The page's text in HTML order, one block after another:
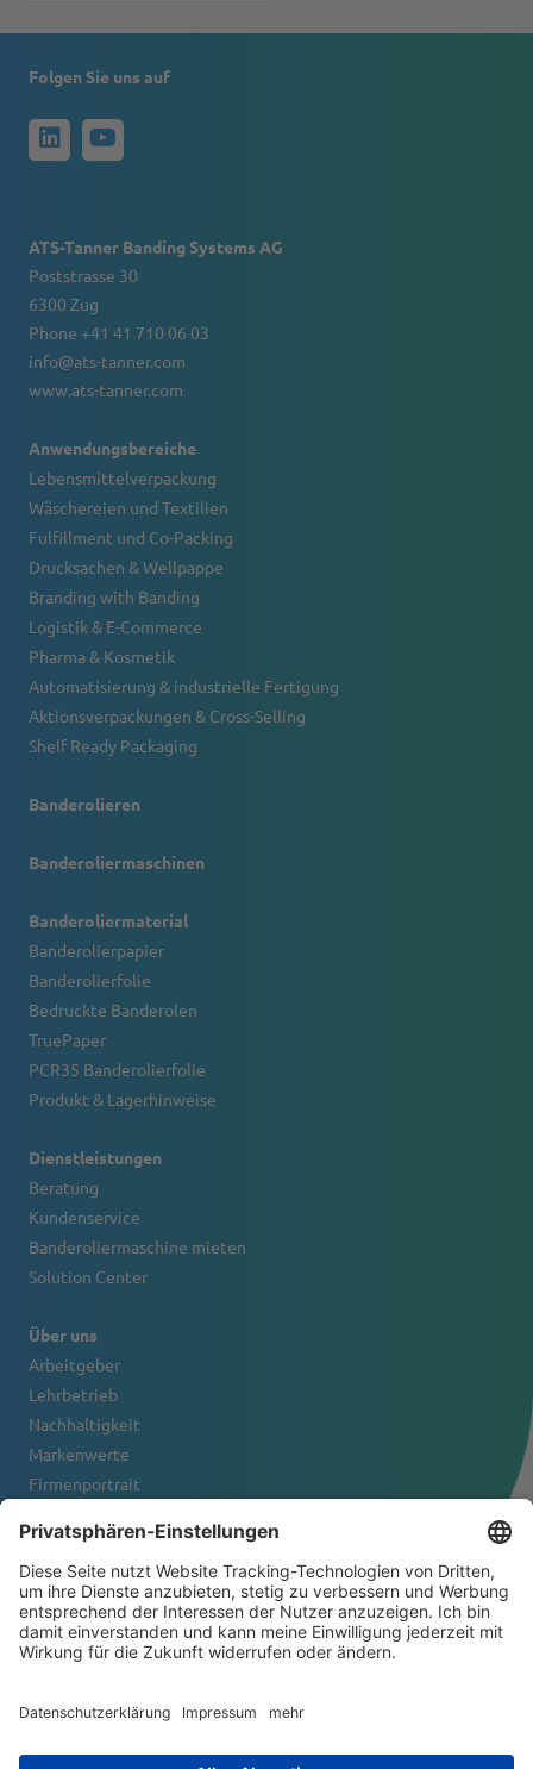
Folgen Sie uns auf
ATS-Tanner Banding Systems AG
Poststrasse 30
6300 Zug
Phone +41 41 710 06 03
info@ats-tanner.com
www.ats-tanner.com
Anwendungsbereiche
Lebensmittelverpackung
Wäschereien und Textilien
Fulfillment und Co-Packing
Drucksachen & Wellpappe
Branding with Banding
Logistik & E-Commerce
Pharma & Kosmetik
Automatisierung & industrielle Fertigung
Aktionsverpackungen & Cross-Selling
Shelf Ready Packaging
Banderolieren
Banderoliermaschinen
Banderoliermaterial
Banderolierpapier
Banderolierfolie
Bedruckte Banderolen
TruePaper
PCR35 Banderolierfolie
Produkt & Lagerhinweise
Dienstleistungen
Beratung
Kundenservice
Banderoliermaschine mieten
Solution Center
Über uns
Arbeitgeber
Lehrbetrieb
Nachhaltigkeit
Markenwerte
Firmenportrait
Kontakt
NEWSLETTER
Allgemeine Geschäftsbedingungen